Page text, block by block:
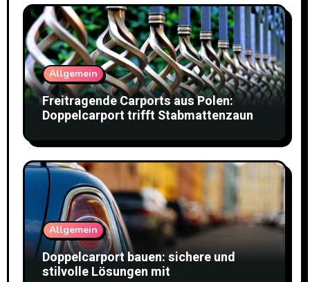
Allgemein
Freitragende Carports aus Polen:
Doppelcarport trifft Stabmattenzaun
Allgemein
Doppelcarport bauen: sichere und
stilvolle Lösungen mit